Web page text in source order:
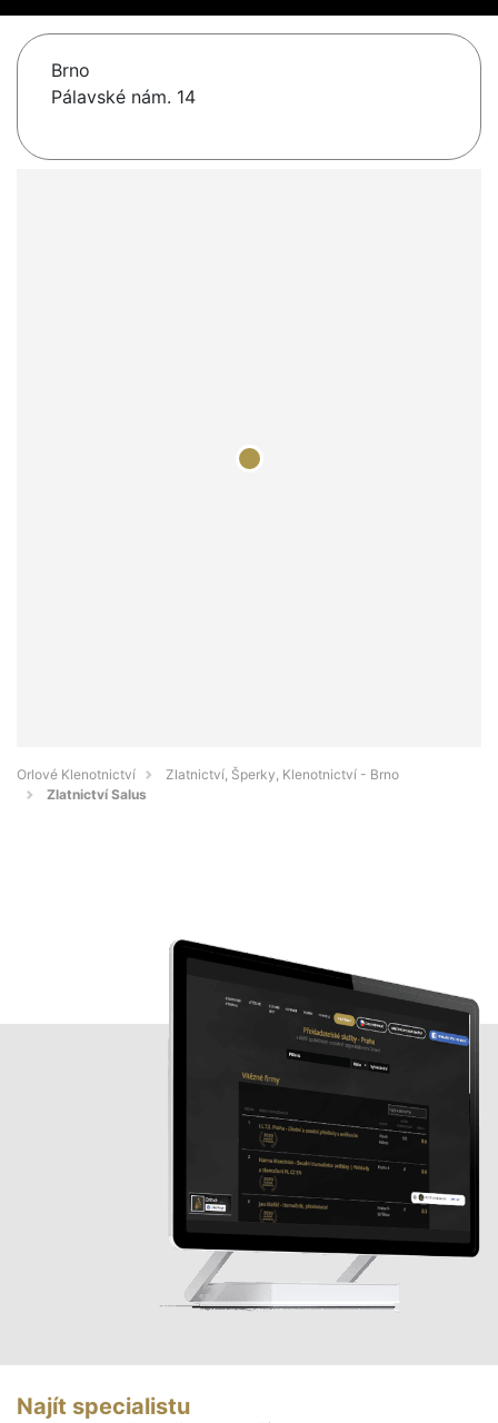
Brno
Pálavské nám. 14
Orlové Klenotnictví
Zlatnictví, Šperky, Klenotnictví - Brno
Zlatnictví Salus
Najít specialistu